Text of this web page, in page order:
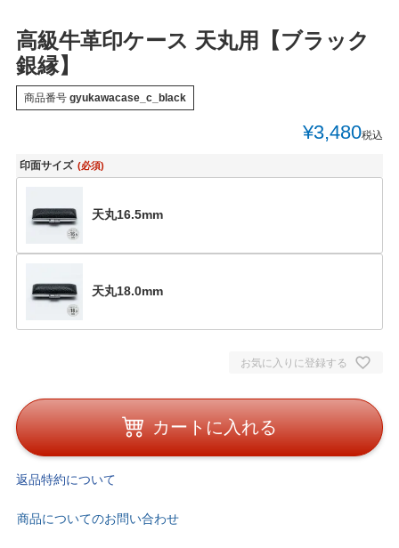
高級牛革印ケース 天丸用【ブラック
銀縁】
商品番号 gyukawacase_c_black
¥3,480税込
印面サイズ
天丸16.5mm
天丸18.0mm
お気に入りに登録する
カートに入れる
返品特約について
商品についてのお問い合わせ